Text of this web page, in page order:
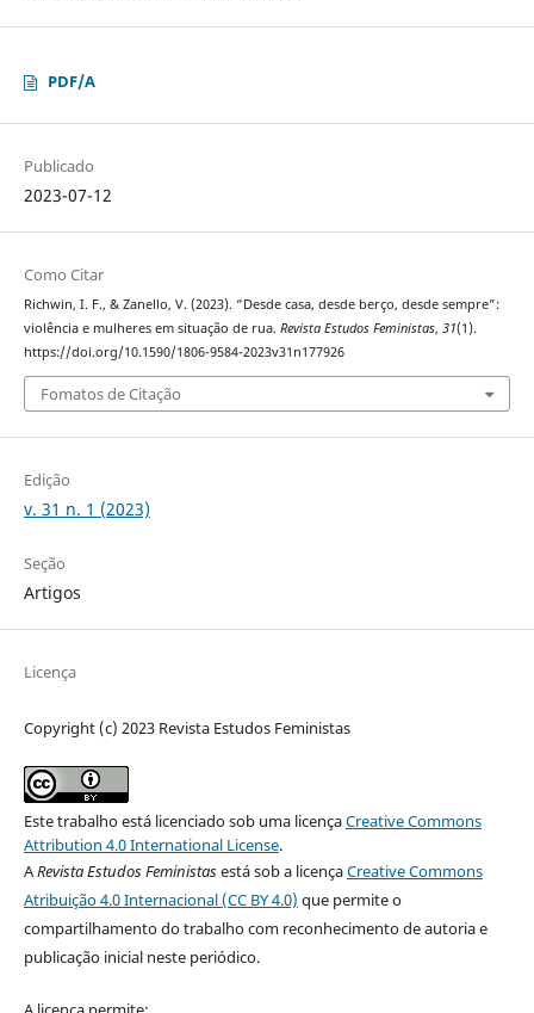
PDF/A
Publicado
2023-07-12
Como Citar
Richwin, I. F., & Zanello, V. (2023). “Desde casa, desde berço, desde sempre”:
violência e mulheres em situação de rua. Revista Estudos Feministas, 31(1).
https://doi.org/10.1590/1806-9584-2023v31n177926
Fomatos de Citação
Edição
v. 31 n. 1 (2023)
Seção
Artigos
Licença
Copyright (c) 2023 Revista Estudos Feministas
Este trabalho está licenciado sob uma licençaCreative Commons
Attribution 4.0 International License.
ARevista Estudos Feministasestá sob a licençaCreative Commons
Atribuição 4.0 Internacional (CC BY 4.0) que permite o
compartilhamento do trabalho com reconhecimento de autoria e
publicação inicial neste periódico.